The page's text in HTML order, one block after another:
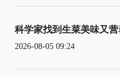
科学家找到生菜美味又
2026-08-05 09:24